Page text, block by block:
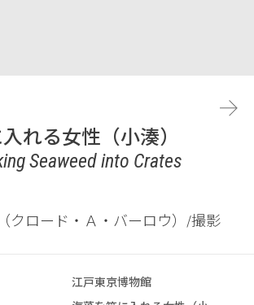
れる女性（小湊）
Seaweed into Crates
（クロード・Ａ・バーロウ）/撮影
江戸東京博物館